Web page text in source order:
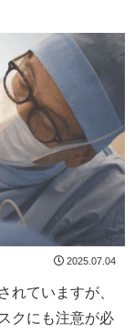
2025.07.04
れていますが、
クにも注意が必